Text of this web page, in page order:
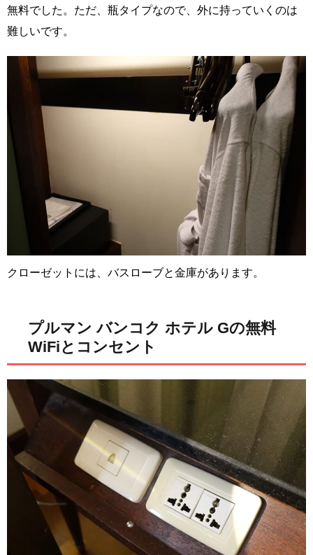
無料でした。ただ、瓶タイプなので、外に持っていくのは
難しいです。
クローゼットには、バスローブと金庫があります。
プルマン バンコク ホテル Gの無料
WiFiとコンセント